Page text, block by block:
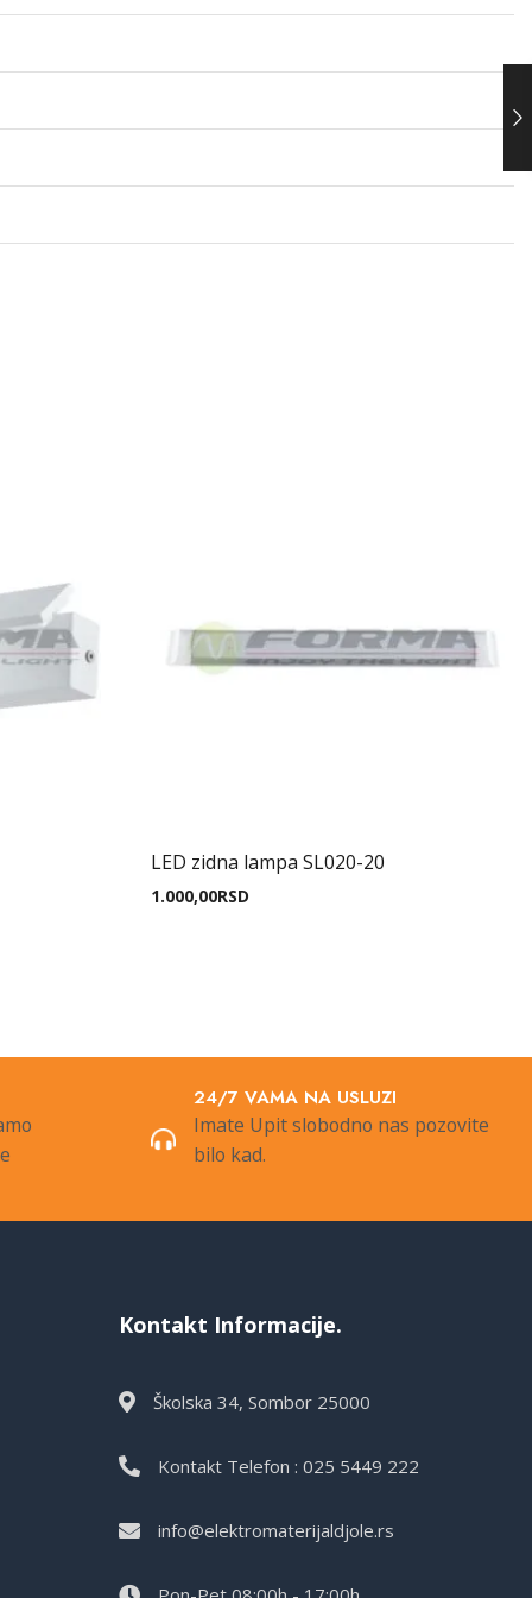
LED zidna lampa SL020-20
1.000,00RSD
24/7 VAMA NA USLUZI
Imate Upit slobodno nas pozovite
bilo kad.
Kontakt Informacije.
Školska 34, Sombor 25000
Kontakt Telefon : 025 5449 222
info@elektromaterijaldjole.rs